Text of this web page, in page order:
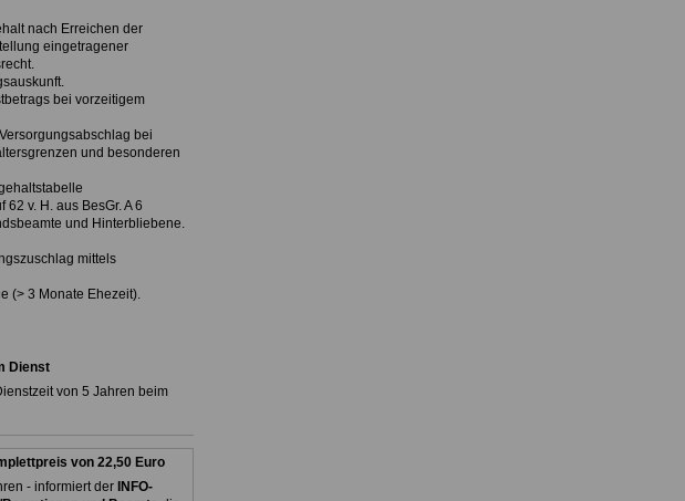
nach Erreichen der
eingetragener
bei vorzeitigem
bei
und besonderen
v. H. aus BesGr. A 6
und Hinterbliebene.
mittels
(> 3 Monate Ehezeit).
Dienst
von 5 Jahren beim
von 22,50 Euro
- informiert der INFO-